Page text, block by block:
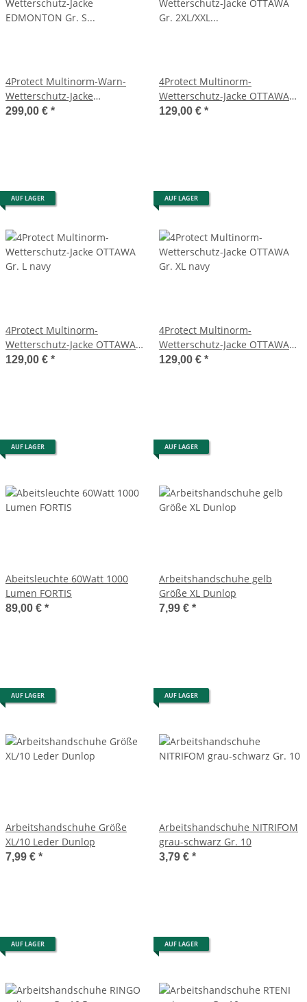
4Protect Multinorm-Warn-
Wetterschutz-Jacke
EDMONTON Gr. S
299,00 € *
4Protect Multinorm-
Wetterschutz-Jacke OTTAWA
Gr. 2XL/XXL navy
129,00 € *
AUF LAGER
4Protect Multinorm-
Wetterschutz-Jacke OTTAWA
Gr. L navy
129,00 € *
AUF LAGER
4Protect Multinorm-
Wetterschutz-Jacke OTTAWA
Gr. XL navy
129,00 € *
AUF LAGER
Abeitsleuchte 60Watt 1000
Lumen FORTIS
89,00 € *
AUF LAGER
Arbeitshandschuhe gelb
Größe XL Dunlop
7,99 € *
AUF LAGER
Arbeitshandschuhe Größe
XL/10 Leder Dunlop
7,99 € *
AUF LAGER
Arbeitshandschuhe NITRIFOM
grau-schwarz Gr. 10
3,79 € *
AUF LAGER AUF LAGER